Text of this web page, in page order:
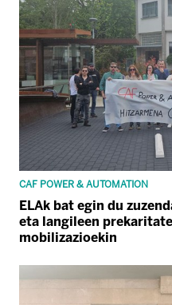
CAF POWER & AUTOMATION
ELAk bat egin du
eta langileen
mobilizazioekin